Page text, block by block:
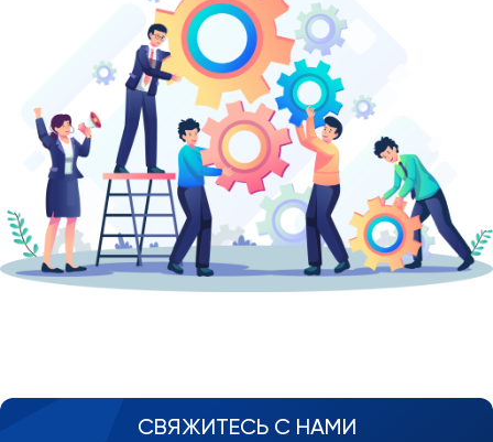
СВЯЖИТЕСЬ С НАМИ